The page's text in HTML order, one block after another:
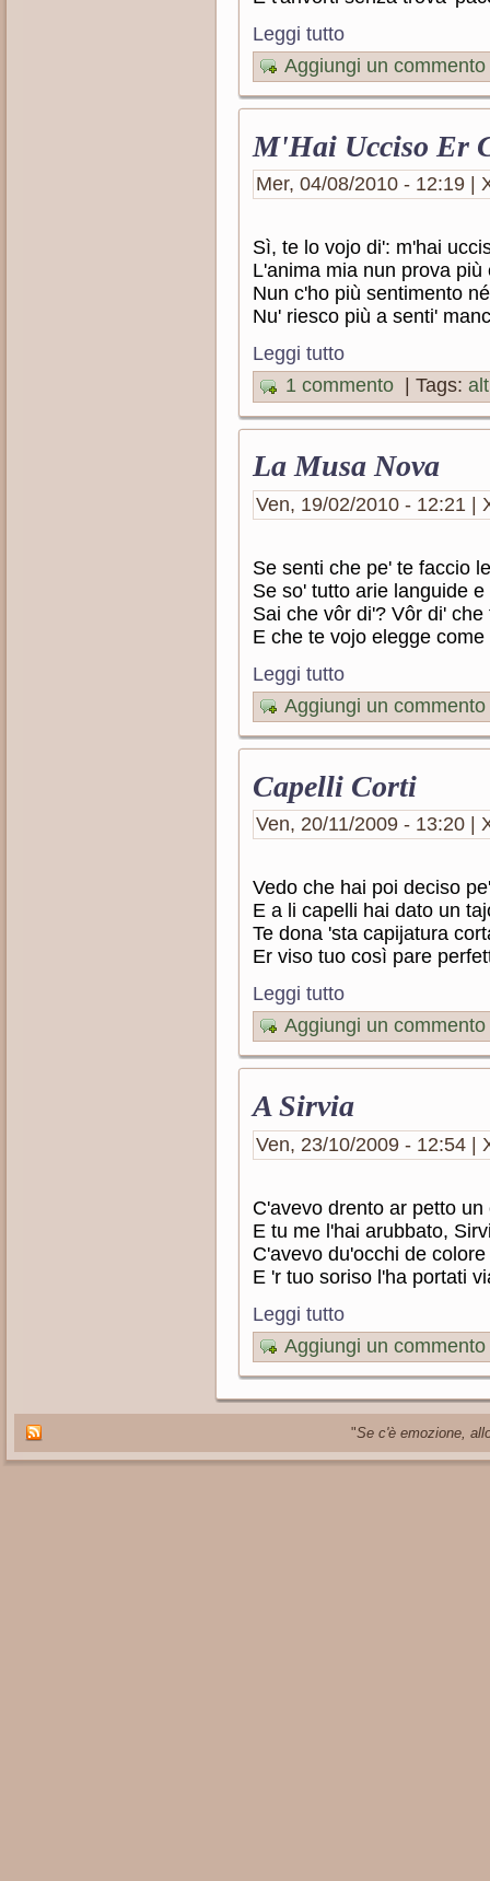
Leggi tutto
Aggiungi un commento
M'Hai Ucciso Er
Mer, 04/08/2010 - 12:19 |
Sì, te lo vojo di': m'hai
L'anima mia nun prova più
Nun c'ho più sentimento
Nu' riesco più a senti'
Leggi tutto
1 commento | Tags:
La Musa Nova
Ven, 19/02/2010 - 12:21 |
Se senti che pe' te faccio
Se so' tutto arie languide e
Sai che vôr di'? Vôr di' che
E che te vojo elegge come
Leggi tutto
Aggiungi un commento
Capelli Corti
Ven, 20/11/2009 - 13:20 |
Vedo che hai poi deciso
E a li capelli hai dato un
Te dona 'sta capijatura
Er viso tuo così pare
Leggi tutto
Aggiungi un commento
A Sirvia
Ven, 23/10/2009 - 12:54 |
C'avevo drento ar petto un
E tu me l'hai arubbato,
C'avevo du'occhi de
E 'r tuo soriso l'ha portati
Leggi tutto
Aggiungi un commento
"Se c'è emozione,